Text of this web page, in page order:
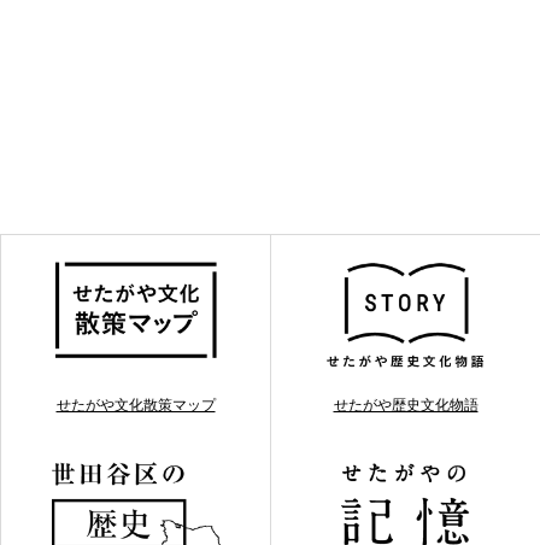
せたがや文化散策マップ せたがや歴史文化物語